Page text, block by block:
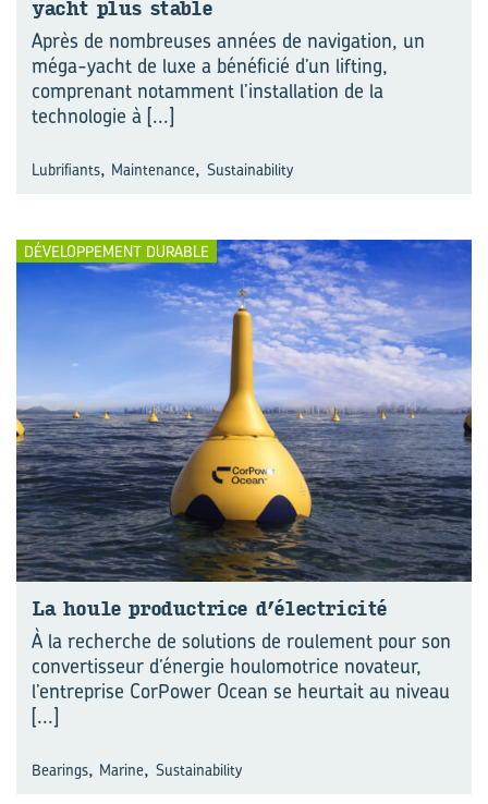
yacht plus stable
Après de nombreuses années de navigation, un
méga-yacht de luxe a bénéficié d’un lifting,
comprenant notamment l’installation de la
technologie à [...]
Lubrifiants, Maintenance, Sustainability
DÉVELOPPEMENT DURABLE
La houle pro­duc­trice d’⁠élec­tri­ci­té
À la recherche de solutions de roulement pour son
convertisseur d’énergie houlomotrice novateur,
l’entreprise CorPower Ocean se heurtait au niveau
[...]
Bearings, Marine, Sustainability